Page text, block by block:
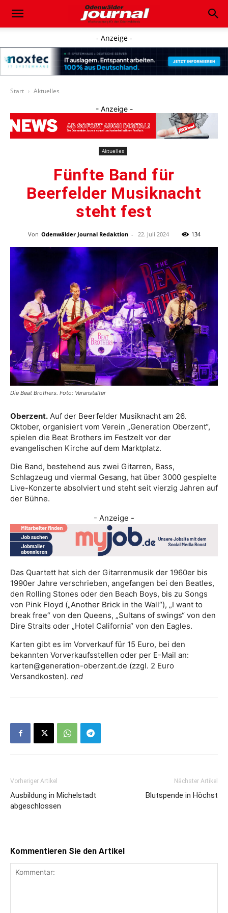
- Anzeige -
Start Aktuelles
- Anzeige -
Aktuelles
Fünfte Band für
Beerfelder Musiknacht
steht fest
Von Odenwälder Journal Redaktion - 22. Juli 2024 134
Die Beat Brothers. Foto: Veranstalter
Oberzent. Auf der Beerfelder Musiknacht am 26.
Oktober, organisiert vom Verein „Generation Oberzent“,
spielen die Beat Brothers im Festzelt vor der
evangelischen Kirche auf dem Marktplatz.
Die Band, bestehend aus zwei Gitarren, Bass,
Schlagzeug und viermal Gesang, hat über 3000 gespielte
Live-Konzerte absolviert und steht seit vierzig Jahren auf
der Bühne.
- Anzeige -
Das Quartett hat sich der Gitarrenmusik der 1960er bis
1990er Jahre verschrieben, angefangen bei den Beatles,
den Rolling Stones oder den Beach Boys, bis zu Songs
von Pink Floyd („Another Brick in the Wall“), „I want to
break free“ von den Queens, „Sultans of swings“ von den
Dire Straits oder „Hotel California“ von den Eagles.
Karten gibt es im Vorverkauf für 15 Euro, bei den
bekannten Vorverkaufsstellen oder per E-Mail an:
karten@generation-oberzent.de (zzgl. 2 Euro
Versandkosten). red
Vorheriger Artikel
Ausbildung in Michelstadt
abgeschlossen
Nächster Artikel
Blutspende in Höchst
Kommentieren Sie den Artikel